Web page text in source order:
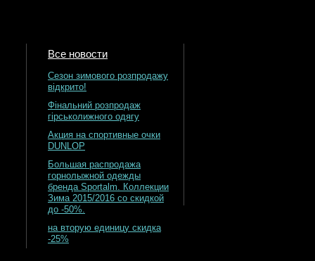
Все новости
Сезон зимового розпродажу
відкрито!
Фінальний розпродаж
гірськолижного одягу
Акция на спортивные очки
DUNLOP
Большая распродажа
горнолыжной одежды
бренда Sportalm. Коллекции
Зима 2015/2016 со скидкой
до -50%.
на вторую единицу скидка
-25%